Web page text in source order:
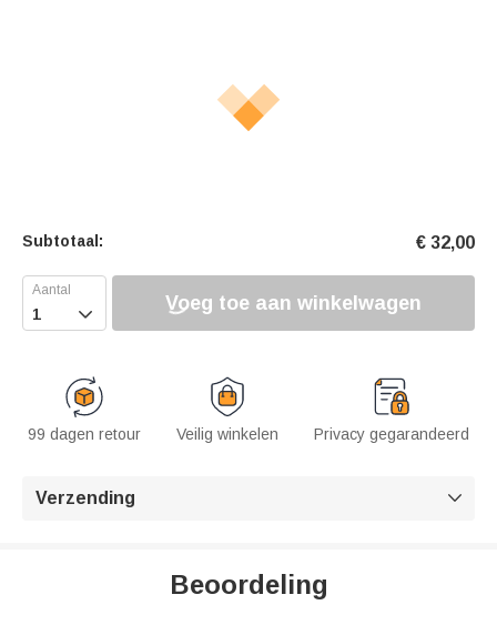
Subtotaal: € 32,00
 Voeg toe aan winkelwagen
99 dagen retour Veilig winkelen Privacy gegarandeerd
Verzending 
Beoordeling